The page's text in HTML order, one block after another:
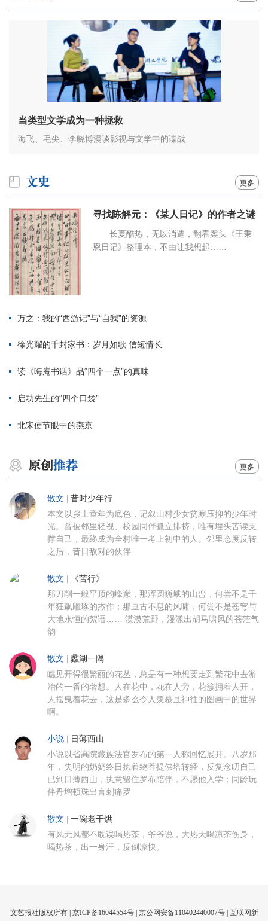
当类型文学成为一种拯救
海飞、毛尖、李晓博漫谈影视与文学中的谍战
更多
寻找陈解元：《某人日记》的作者之谜
长夏酷热，无以消遣，翻看案头《王秉
恩日记》整理本，不由让我想起……
万之：我的“西游记”与“自我”的资源
徐光耀的千封家书：岁月如歌 信短情长
读《晦庵书话》品“四个一点”的真味
启功先生的“四个口袋”
北宋使节眼中的燕京
更多
散文 昔时少年行
本文以乡土童年为底色，记叙山村少女贫寒压抑的少年时
光。曾被邻里轻视、校园同伴孤立排挤，唯有埋头苦读支
撑自己，最终成为全村唯一考上初中的人。邻里态度反转
之后，昔日敌对的伙伴
散文 《苦行》
那刀削一般平顶的峰巅，那浑圆巍峨的山峦，何尝不是千
年狂飙雕琢的杰作；那亘古不息的风啸，何尝不是苍穹与
大地永恒的絮语…… 漠漠荒野，漫漾出胡马啸风的苍茫气
韵
散文 蠡湖一隅
瞧见开得很繁丽的花丛，总是有一种想要走到繁花中去游
冶的一番的奢想。人在花中，花在人旁，花簇拥着人开，
人摇曳着花去，这是多么令人羡慕且神往的图画中的世界
啊。
小说 日薄西山
小说以省高院藏族法官罗布的第一人称回忆展开。八岁那
年，失明的奶奶终日执着绕菩提佛塔转经，反复念叨自己
已到日薄西山，执意留住罗布陪伴，不愿他入学；同龄玩
伴丹增顿珠出言刺痛罗
散文 一碗老干烘
有风无风都不耽误喝热茶，爷爷说，大热天喝凉茶伤身，
喝热茶，出一身汗，反倒凉快。
文艺报社版权所有 | 京ICP备16044554号| 京公网安备110402440007号 | 互联网新